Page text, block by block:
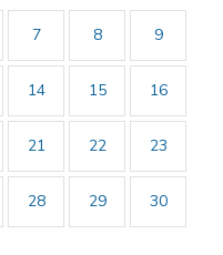
7 8 9
14 15 16
21 22 23
28 29 30